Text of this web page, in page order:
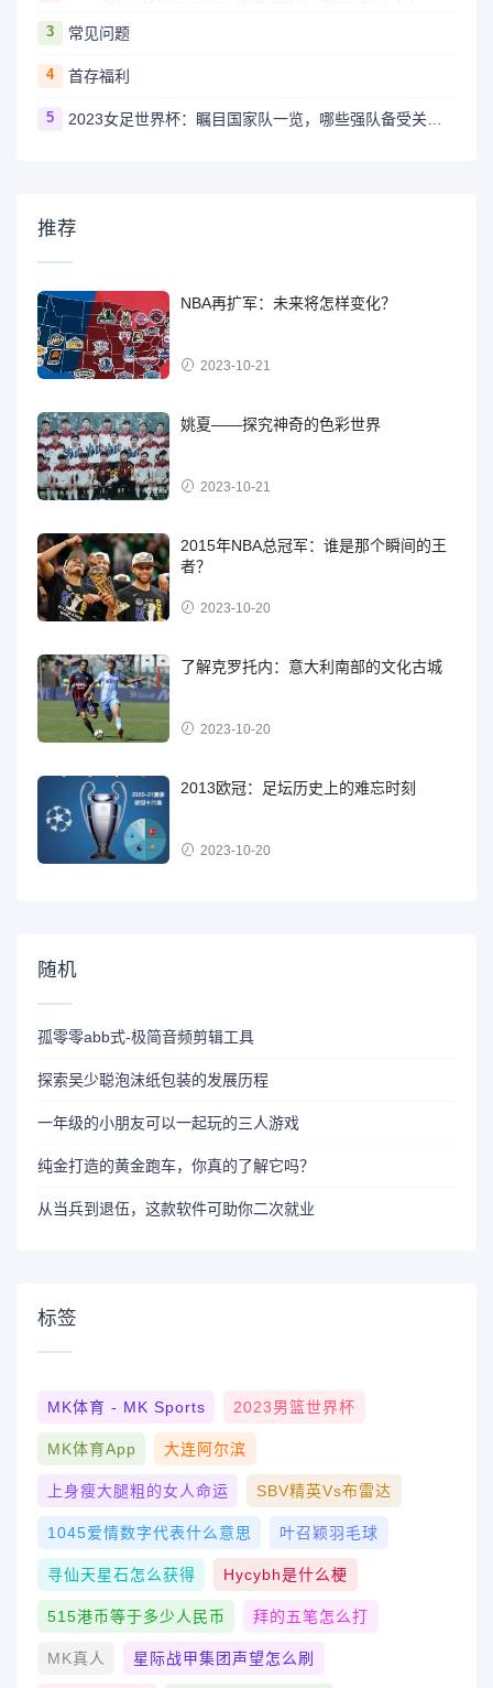
3 常见问题
4 首存福利
5
推荐
NBA再扩军：未来将怎样变化？
2023-10-21
姚夏——探究神奇的色彩世界
2023-10-21
2015年NBA总冠军：谁是那个瞬间的王
者？
2023-10-20
了解克罗托内：意大利南部的文化古城
2023-10-20
2013欧冠：足坛历史上的难忘时刻
2023-10-20
随机
孤零零abb式-极简音频剪辑工具
探索吴少聪泡沫纸包装的发展历程
一年级的小朋友可以一起玩的三人游戏
纯金打造的黄金跑车，你真的了解它吗？
从当兵到退伍，这款软件可助你二次就业
标签
MK体育 - MK Sports 2023男篮世界杯
MK体育App 大连阿尔滨
上身瘦大腿粗的女人命运 SBV精英vs布雷达
1045爱情数字代表什么意思 叶召颖羽毛球
寻仙天星石怎么获得 Hycybh是什么梗
515港币等于多少人民币 拜的五笔怎么打
MK真人 星际战甲集团声望怎么刷